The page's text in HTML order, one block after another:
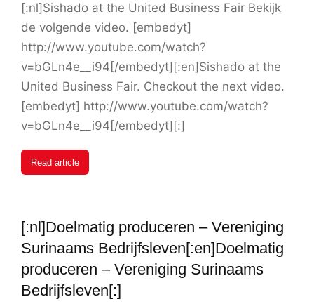
[:nl]Sishado at the United Business Fair Bekijk
de volgende video. [embedyt]
http://www.youtube.com/watch?
v=bGLn4e__i94[/embedyt][:en]Sishado at the
United Business Fair. Checkout the next video.
[embedyt] http://www.youtube.com/watch?
v=bGLn4e__i94[/embedyt][:]
Read article
[:nl]Doelmatig produceren – Vereniging
Surinaams Bedrijfsleven[:en]Doelmatig
produceren – Vereniging Surinaams
Bedrijfsleven[:]